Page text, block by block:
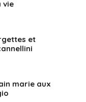
vie
et
marie aux